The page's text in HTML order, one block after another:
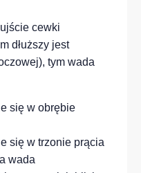
cewki
dłuższy jest
tym wada
się w obrębie
się w trzonie prącia
wada